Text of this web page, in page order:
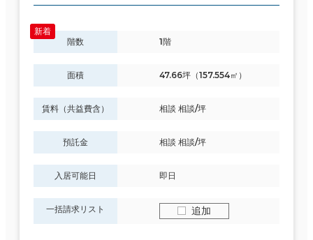
階数 1階
面積 47.66坪（157.554㎡）
賃料（共益費含） 相談 相談/坪
預託金 相談 相談/坪
入居可能日 即日
一括請求リスト 追加